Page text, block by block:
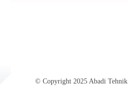
© Copyright 2025 Abadi